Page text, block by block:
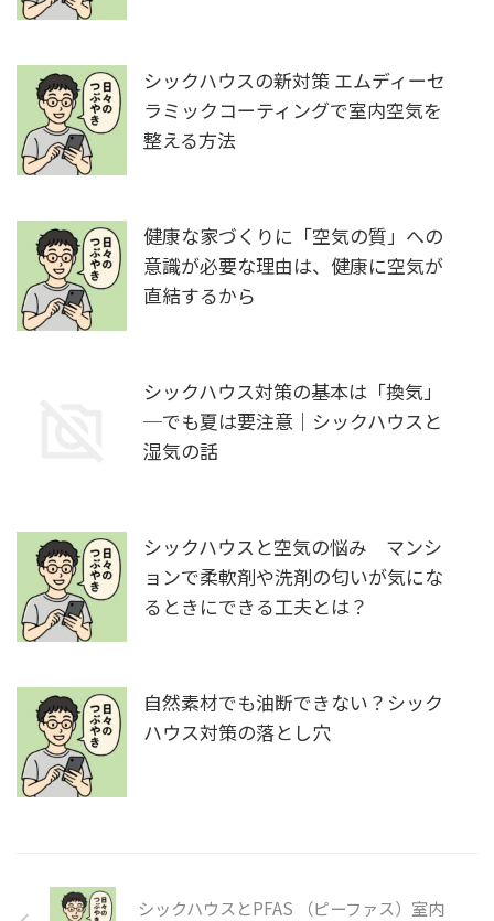
シックハウスの新対策 エムディーセ
ラミックコーティングで室内空気を
整える方法
健康な家づくりに「空気の質」への
意識が必要な理由は、健康に空気が
直結するから
シックハウス対策の基本は「換気」
─でも夏は要注意｜シックハウスと
湿気の話
シックハウスと空気の悩み マンシ
ョンで柔軟剤や洗剤の匂いが気にな
るときにできる工夫とは？
自然素材でも油断できない？シック
ハウス対策の落とし穴
シックハウスとPFAS （ピーファス）室内